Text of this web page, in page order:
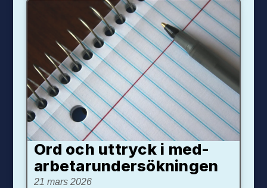
Ord och uttryck i med­­
arbetar­­under­sökningen
21 mars 2026